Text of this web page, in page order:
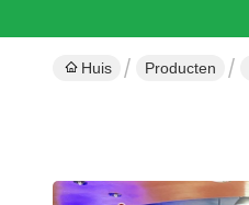
Huis Producten